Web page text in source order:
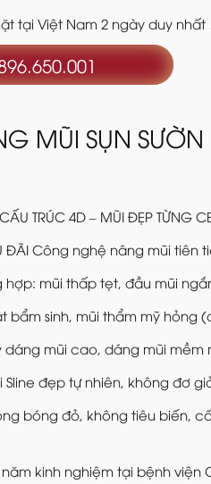
tại Việt Nam 2 ngày duy
MŨI SỤN
TRÚC 4D – MŨI ĐẸP TỪNG
ĐÃI Công nghệ nâng mũi tiên
hợp: mũi thấp tẹt, đầu mũi
bẩm sinh, mũi thẩm mỹ
dáng mũi cao, dáng mũi
Sline đẹp tự nhiên, không đơ
bóng đỏ, không tiêu biến,
kinh nghiệm tại bệnh viện